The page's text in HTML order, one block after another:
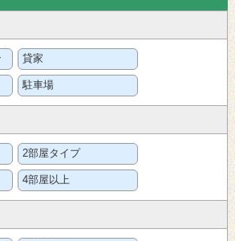
貸家
駐車場
2部屋タイプ
4部屋以上